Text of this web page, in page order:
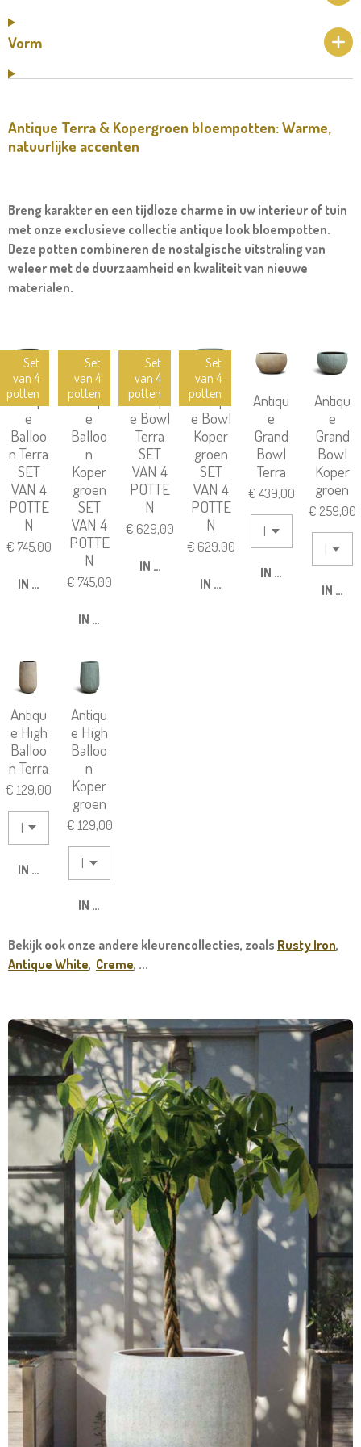
Vorm
Antique Terra & Kopergroen bloempotten: Warme,
natuurlijke accenten
Breng karakter en een tijdloze charme in uw interieur of tuin
met onze exclusieve collectie antique look bloempotten.
Deze potten combineren de nostalgische uitstraling van
weleer met de duurzaamheid en kwaliteit van nieuwe
materialen.
Set
van 4
potten
Antiqu
e
Balloo
n Terra
SET
VAN 4
POTTE
N
€ 745,00
IN WINKELWAGEN
Set
van 4
potten
Antiqu
e
Balloo
n
Koper
groen
SET
VAN 4
POTTE
N
€ 745,00
IN WINKELWAGEN
Set
van 4
potten
Antiqu
e Bowl
Terra
SET
VAN 4
POTTE
N
€ 629,00
IN WINKELWAGEN
Set
van 4
potten
Antiqu
e Bowl
Koper
groen
SET
VAN 4
POTTE
N
€ 629,00
IN WINKELWAGEN
Antiqu
e
Grand
Bowl
Terra
€ 439,00
IN WINKELWAGEN
Antiqu
e
Grand
Bowl
Koper
groen
€ 259,00
IN
Antiqu
e High
Balloo
n Terra
€ 129,00
IN WINKELWAGEN
Antiqu
e High
Balloo
n
Koper
groen
€ 129,00
IN WINKELWAGEN
Bekijk ook onze andere kleurencollecties, zoals Rusty Iron,
Antique White, Creme, ...